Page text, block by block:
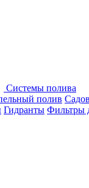
Системы полива
полив
Гидранты Фильтры